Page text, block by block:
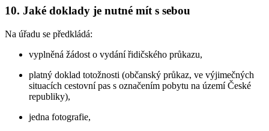
10. Jaké doklady je nutné mít s sebou
Na úřadu se předkládá:
vyplněná žádost o vydání řidičského průkazu,
platný doklad totožnosti (občanský průkaz, ve výjimečných
situacích cestovní pas s označením pobytu na území České
republiky),
jedna fotografie,